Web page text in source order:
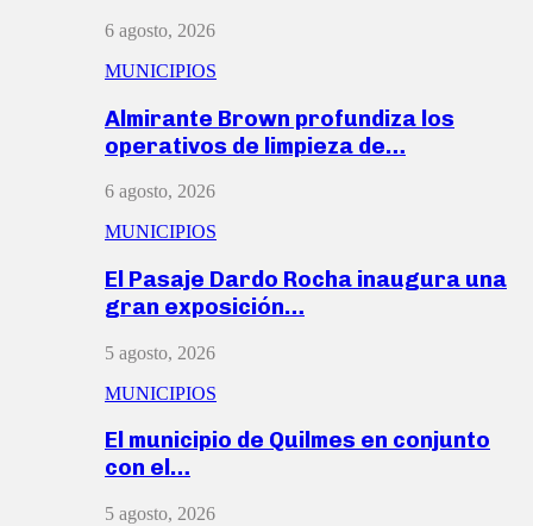
6 agosto, 2026
MUNICIPIOS
Almirante Brown profundiza los
operativos de limpieza de…
6 agosto, 2026
MUNICIPIOS
El Pasaje Dardo Rocha inaugura una
gran exposición…
5 agosto, 2026
MUNICIPIOS
El municipio de Quilmes en conjunto
con el…
5 agosto, 2026